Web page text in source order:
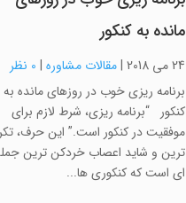
مانده به کنکور
24 می 2018 |مقالات مشاوره | 0 نظر
برنامه ریزی خوب در روزهای مانده به
کنکور “برنامه ریزی، شرط لازم برای
موفقیت در کنکور است.” این حرف،
ترین و شاید اعصاب خردکن ترین
ای است که کنکوری ها...